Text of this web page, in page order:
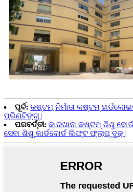
ପୂର୍ବ: କଷ୍ଟମ୍ ନିର୍ମାତା କଷ୍ଟମ୍
ପ୍ରିଣ୍ଟିଙ୍ଗ୍ |
ପରବର୍ତ୍ତୀ: କାରଖାନା କଷ୍ଟମ୍ ଶିଶୁ
ସେବା ଶିଶୁ କାର୍ଡବୋର୍ଡ ଲିଫ୍ଟ ଫ୍ଲାପ୍ ବୁକ୍ |